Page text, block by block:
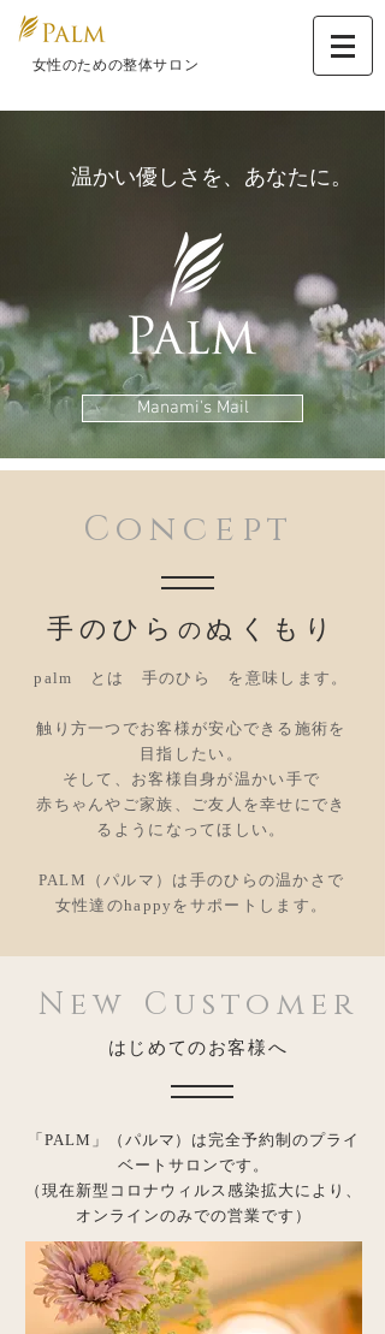
​ 女性のための整体サロン
​温かい優しさを、あなたに。
Manami's Mail
New Customer
はじめてのお客様へ
「PALM」（パルマ）は完全予約制のプライ
ベートサロンです。
​（現在新型コロナウィルス感染拡大により、
オンラインのみでの営業です）
Concept
手のひら の ぬくもり
palm とは 手のひら を意味します。
触り方一つでお客様が安心できる施術を
目指したい。
そして、お客様自身が温かい手で
赤ちゃんやご家族、ご友人を幸せにでき
るようになってほしい。
PALM（パルマ）は手のひらの温かさで
​女性達のhappyをサポートします。